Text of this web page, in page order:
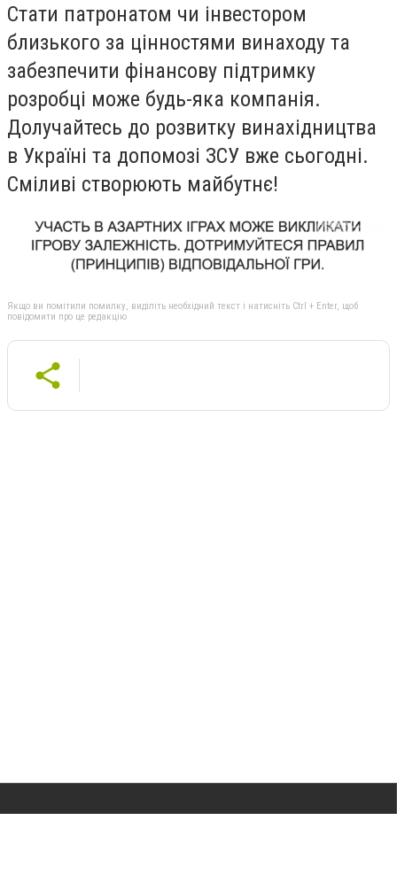
Стати патронатом чи інвестором
близького за цінностями винаходу та
забезпечити фінансову підтримку
розробці може будь-яка компанія.
Долучайтесь до розвитку винахідництва
в Україні та допомозі ЗСУ вже сьогодні.
Сміливі створюють майбутнє!
Якщо ви помітили помилку, виділіть необхідний текст і натисніть Ctrl + Enter, щоб
повідомити про це редакцію